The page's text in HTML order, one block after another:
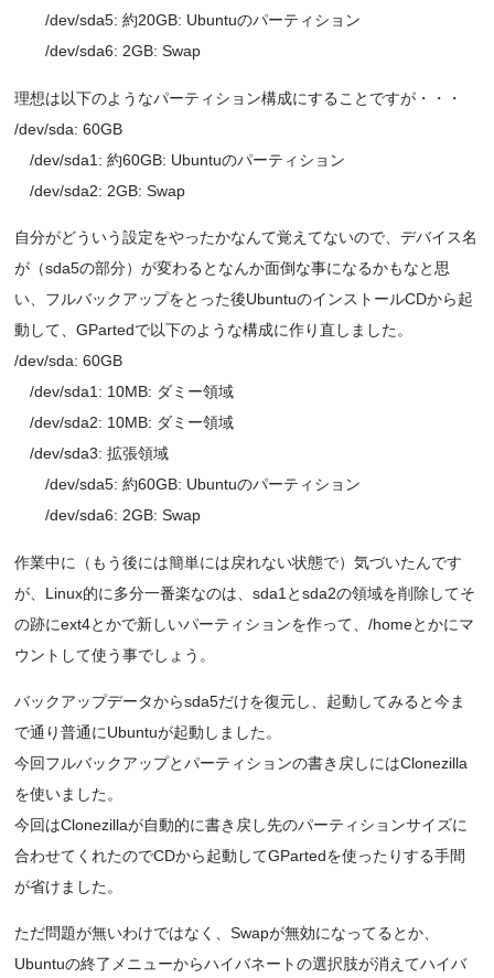
/dev/sda5: 約20GB: Ubuntuのパーティション
/dev/sda6: 2GB: Swap
理想は以下のようなパーティション構成にすることですが・・・
/dev/sda: 60GB
/dev/sda1: 約60GB: Ubuntuのパーティション
/dev/sda2: 2GB: Swap
自分がどういう設定をやったかなんて覚えてないので、デバイス名
が（sda5の部分）が変わるとなんか面倒な事になるかもなと思
い、フルバックアップをとった後UbuntuのインストールCDから起
動して、GPartedで以下のような構成に作り直しました。
/dev/sda: 60GB
/dev/sda1: 10MB: ダミー領域
/dev/sda2: 10MB: ダミー領域
/dev/sda3: 拡張領域
/dev/sda5: 約60GB: Ubuntuのパーティション
/dev/sda6: 2GB: Swap
作業中に（もう後には簡単には戻れない状態で）気づいたんです
が、Linux的に多分一番楽なのは、sda1とsda2の領域を削除してそ
の跡にext4とかで新しいパーティションを作って、/homeとかにマ
ウントして使う事でしょう。
バックアップデータからsda5だけを復元し、起動してみると今ま
で通り普通にUbuntuが起動しました。
今回フルバックアップとパーティションの書き戻しにはClonezilla
を使いました。
今回はClonezillaが自動的に書き戻し先のパーティションサイズに
合わせてくれたのでCDから起動してGPartedを使ったりする手間
が省けました。
ただ問題が無いわけではなく、Swapが無効になってるとか、
Ubuntuの終了メニューからハイバネートの選択肢が消えてハイバ